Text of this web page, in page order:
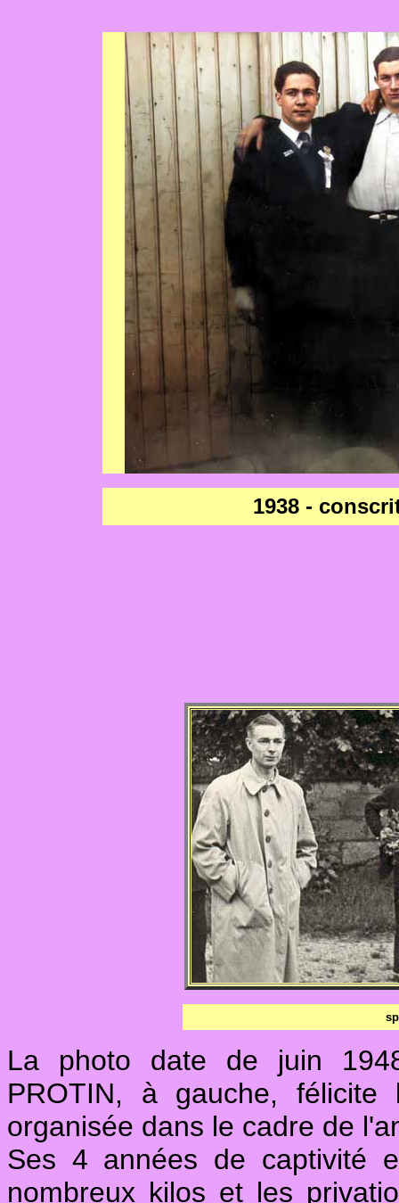
1938 -
La photo date de juin
PROTIN, à gauche,
organisée dans le cadre de
Ses 4 années de captivité
nombreux kilos et les